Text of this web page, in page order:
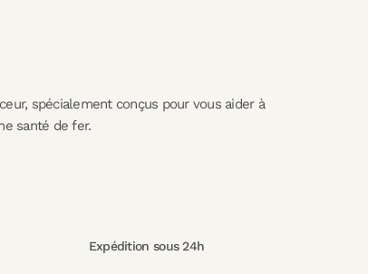
spécialement conçus pour vous aider à
santé de fer.
Expédition sous 24h